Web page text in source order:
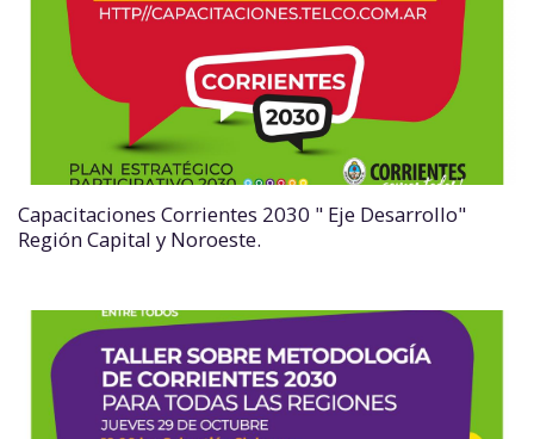
Capacitaciones Corrientes 2030 " Eje Desarrollo"
Región Capital y Noroeste.